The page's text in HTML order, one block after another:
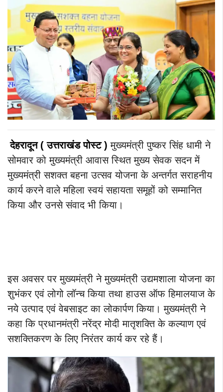
देहरादून ( उत्तराखंड पोस्ट ) मुख्यमंत्री पुष्कर सिंह धामी ने
सोमवार को मुख्यमंत्री आवास स्थित मुख्य सेवक सदन में
मुख्यमंत्री सशक्त बहना उत्सव योजना के अन्तर्गत सराहनीय
कार्य करने वाले महिला स्वयं सहायता समूहों को सम्मानित
किया और उनसे संवाद भी किया।
इस अवसर पर मुख्यमंत्री ने मुख्यमंत्री उद्यमशाला योजना का
शुभंकर एवं लोगो लॉन्च किया तथा हाउस ऑफ हिमालयाज के
नये उत्पाद एवं वेबसाइट का लोकार्पण किया।मुख्यमंत्री ने
कहा कि प्रधानमंत्री नरेंद्र मोदी मातृशक्ति के कल्याण एवं
सशक्तिकरण के लिए निरंतर कार्य कर रहे हैं।